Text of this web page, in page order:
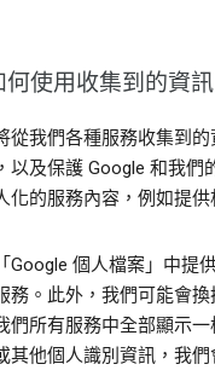
何使用收集到的資訊
從我們各種服務收集到
以及保護 Google 和我們
化的服務內容，例如提
Google 個人檔案」中提
務。此外，我們可能會
們所有服務中全部顯示
其他個人識別資訊，我